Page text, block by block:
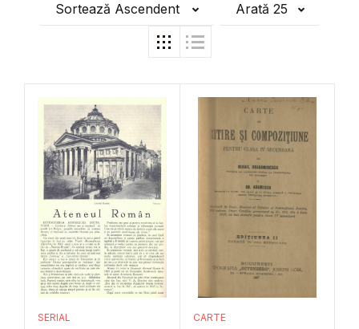
Sortează Ascendent Arată 25
SERIAL CARTE